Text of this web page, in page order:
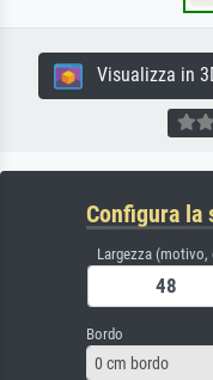
Visualizza in
Configura la
Largezza (motivo,
Bordo
0 cm bordo